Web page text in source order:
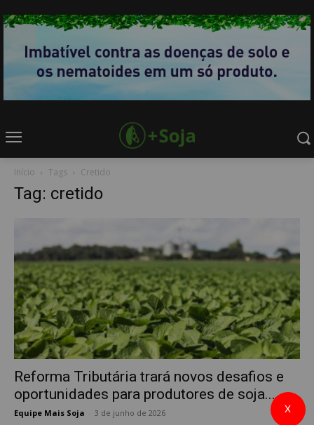
Início Tags Cretido
Tag: cretido
Reforma Tributária trará novos desafios e
oportunidades para produtores de soja...
Equipe Mais Soja 3 de junho de 2026 X